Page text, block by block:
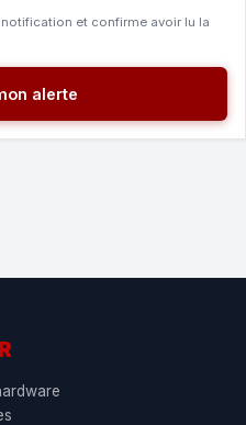
et confirme avoir lu la
alerte